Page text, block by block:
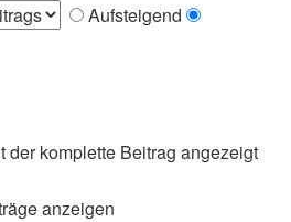
Aufsteigend
der komplette Beitrag angezeigt
anzeigen